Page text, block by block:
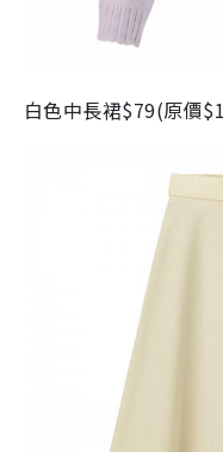
白色中長裙$79(原價